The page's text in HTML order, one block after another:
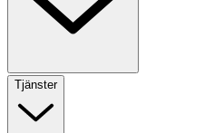
Tjänster